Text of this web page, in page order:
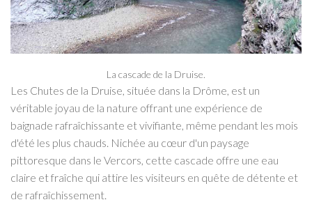
La cascade de la Druise.
Les Chutes de la Druise, située dans la Drôme, est un
véritable joyau de la nature offrant une expérience de
baignade rafraîchissante et vivifiante, même pendant les mois
d'été les plus chauds. Nichée au cœur d'un paysage
pittoresque dans le Vercors, cette cascade offre une eau
claire et fraîche qui attire les visiteurs en quête de détente et
de rafraîchissement.